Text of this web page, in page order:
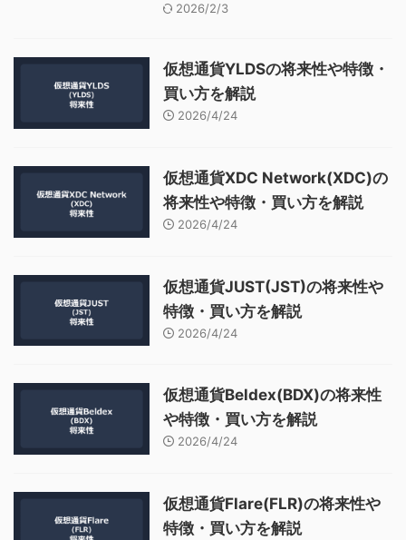
2026/2/3
仮想通貨YLDSの将来性や特徴・
買い方を解説
2026/4/24
仮想通貨XDC Network(XDC)の
将来性や特徴・買い方を解説
2026/4/24
仮想通貨JUST(JST)の将来性や
特徴・買い方を解説
2026/4/24
仮想通貨Beldex(BDX)の将来性
や特徴・買い方を解説
2026/4/24
仮想通貨Flare(FLR)の将来性や
特徴・買い方を解説